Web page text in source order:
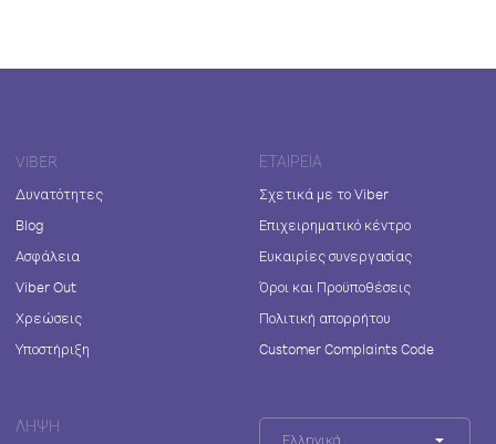
VIBER
Δυνατότητες
Blog
Ασφάλεια
Viber Out
Χρεώσεις
Υποστήριξη
ΕΤΑΙΡΕΊΑ
Σχετικά με το Viber
Επιχειρηματικό κέντρο
Ευκαιρίες συνεργασίας
Όροι και Προϋποθέσεις
Πολιτική απορρήτου
Customer Complaints Code
ΛΉΨΗ
Ελληνικά